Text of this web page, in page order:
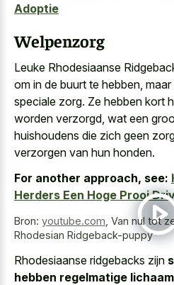
Adoptie
Welpenzorg
Leuke Rhodesiaanse
om in de buurt te hebben,
speciale zorg. Ze hebben kort
worden verzorgd, wat een
huishoudens die zich geen
verzorgen van hun honden.
For another approach, see:
Herders Een Hoge Prooi
Bron: youtube.com Van nul tot
Rhodesian Ridgeback-puppy
Rhodesiaanse ridgebacks zijn
hebben regelmatige